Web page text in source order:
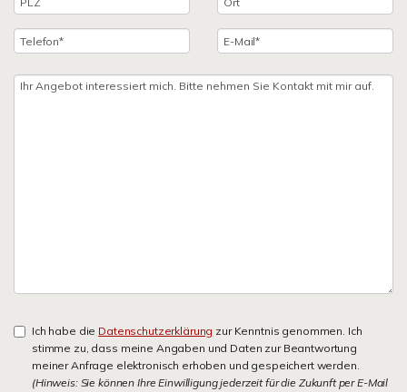
Ich habe die Datenschutzerklärung zur Kenntnis genommen. Ich
stimme zu, dass meine Angaben und Daten zur Beantwortung
meiner Anfrage elektronisch erhoben und gespeichert werden.
(Hinweis: Sie können Ihre Einwilligung jederzeit für die Zukunft per E-Mail